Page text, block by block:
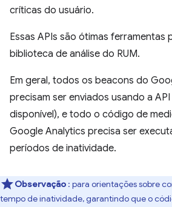
críticas do usuário.
Essas APIs são ótimas ferramentas
biblioteca de análise do RUM.
Em geral, todos os beacons do
precisam ser enviados usando a API
disponível), e todo o código de
Google Analytics precisa ser
períodos de inatividade.
Observação : para orientações sobre
tempo de inatividade, garantindo que o